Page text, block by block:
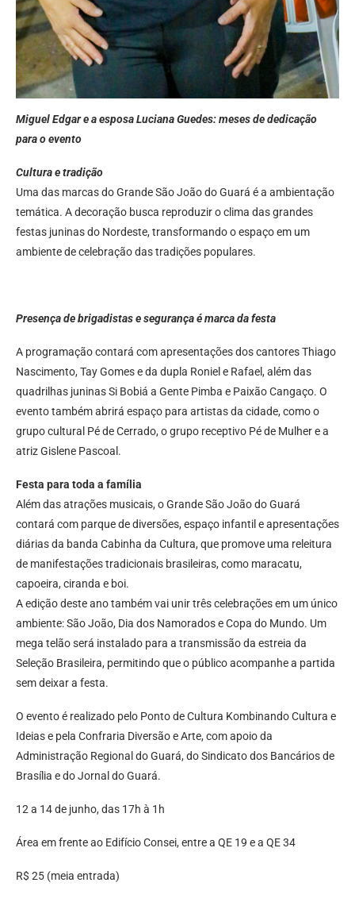
Miguel Edgar e a esposa Luciana Guedes: meses de dedicação
para o evento
Cultura e tradição
Uma das marcas do Grande São João do Guará é a ambientação
temática. A decoração busca reproduzir o clima das grandes
festas juninas do Nordeste, transformando o espaço em um
ambiente de celebração das tradições populares.
Presença de brigadistas e segurança é marca da festa
A programação contará com apresentações dos cantores Thiago
Nascimento, Tay Gomes e da dupla Roniel e Rafael, além das
quadrilhas juninas Si Bobiá a Gente Pimba e Paixão Cangaço. O
evento também abrirá espaço para artistas da cidade, como o
grupo cultural Pé de Cerrado, o grupo receptivo Pé de Mulher e a
atriz Gislene Pascoal.
Festa para toda a família
Além das atrações musicais, o Grande São João do Guará
contará com parque de diversões, espaço infantil e apresentações
diárias da banda Cabinha da Cultura, que promove uma releitura
de manifestações tradicionais brasileiras, como maracatu,
capoeira, ciranda e boi.
A edição deste ano também vai unir três celebrações em um único
ambiente: São João, Dia dos Namorados e Copa do Mundo. Um
mega telão será instalado para a transmissão da estreia da
Seleção Brasileira, permitindo que o público acompanhe a partida
sem deixar a festa.
O evento é realizado pelo Ponto de Cultura Kombinando Cultura e
Ideias e pela Confraria Diversão e Arte, com apoio da
Administração Regional do Guará, do Sindicato dos Bancários de
Brasília e do Jornal do Guará.
12 a 14 de junho, das 17h à 1h
Área em frente ao Edifício Consei, entre a QE 19 e a QE 34
R$ 25 (meia entrada)